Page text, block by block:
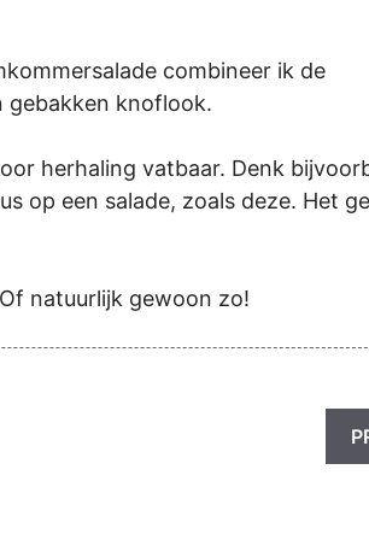
combineer ik de
gebakken knoflook.
herhaling vatbaar. Denk
op een salade, zoals deze. Het
natuurlijk gewoon zo!